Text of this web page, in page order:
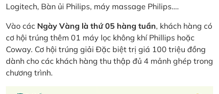
Logitech, Bàn ủi Philips, máy massage Philips….
Vào các Ngày Vàng là thứ 05 hàng tuần, khách hàng có
cơ hội trúng thêm 01 máy lọc không khí Phillips hoặc
Coway. Cơ hội trúng giải Đặc biệt trị giá 100 triệu đồng
dành cho các khách hàng thu thập đủ 4 mảnh ghép trong
chương trình.